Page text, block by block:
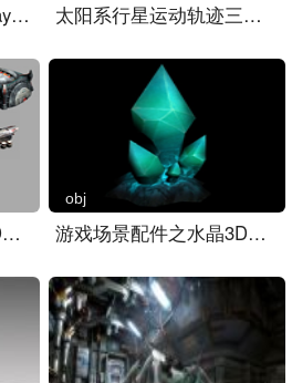
未来城市,港口,码头,maya场.. 太阳系行星运动轨迹三维模..
命令与征服场景建筑3D模型.. 游戏场景配件之水晶3D模型..
obj